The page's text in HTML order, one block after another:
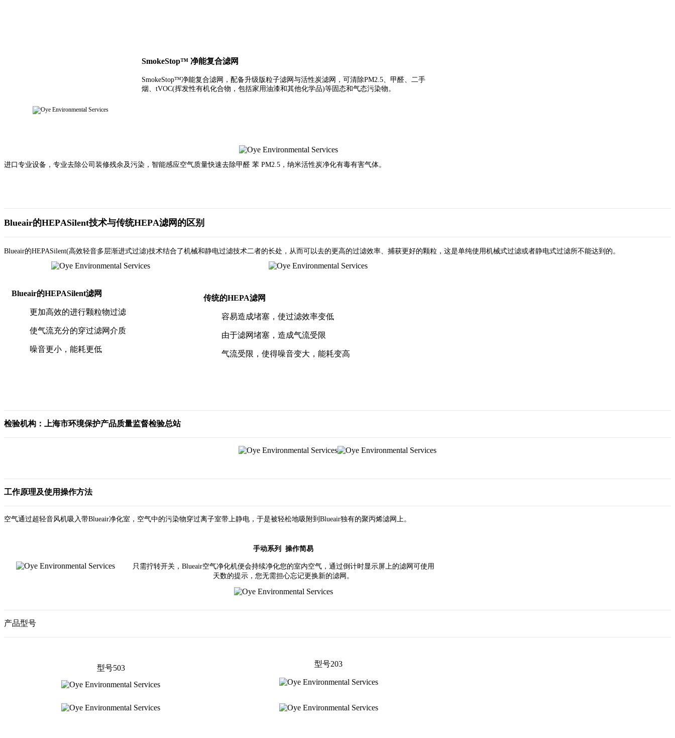
SmokeStop™净能复合滤网
SmokeStop™净能复合滤网，配备升级版粒子滤网与活性炭滤网，可清除PM2.5、甲醛、二手
烟、tVOC(挥发性有机化合物，包括家用油漆和其他化学品)等固态和气态污染物。
进口专业设备，专业去除公司装修残余及污染，智能感应空气质量快速去除甲醛 苯 PM2.5，纳米活性炭净化有毒有害气体。
Blueair的HEPASilent技术与传统HEPA滤网的区别
Blueair的HEPASilent(高效轻音多层渐进式过滤)技术结合了机械和静电过滤技术二者的长处，从而可以去的更高的过滤效率、捕获更好的颗粒，这是单纯使用机械式过滤或者静电式过滤所不能达到的。
Blueair的HEPASilent滤网
更加高效的进行颗粒物过滤
使气流充分的穿过滤网介质
噪音更小，能耗更低
传统的HEPA滤网
容易造成堵塞，使过滤效率变低
由于滤网堵塞，造成气流受限
气流受限，使得噪音变大，能耗变高
检验机构：上海市环境保护产品质量监督检验总站
工作原理及使用操作方法
空气通过超轻音风机吸入带Blueair净化室，空气中的污染物穿过离子室带上静电，于是被轻松地吸附到Blueair独有的聚丙烯滤网上。
手动系列 操作简易
只需拧转开关，Blueair空气净化机便会持续净化您的室内空气，通过倒计时显示屏上的滤网可使用
天数的提示，您无需担心忘记更换新的滤网。
产品型号
型号503 型号203